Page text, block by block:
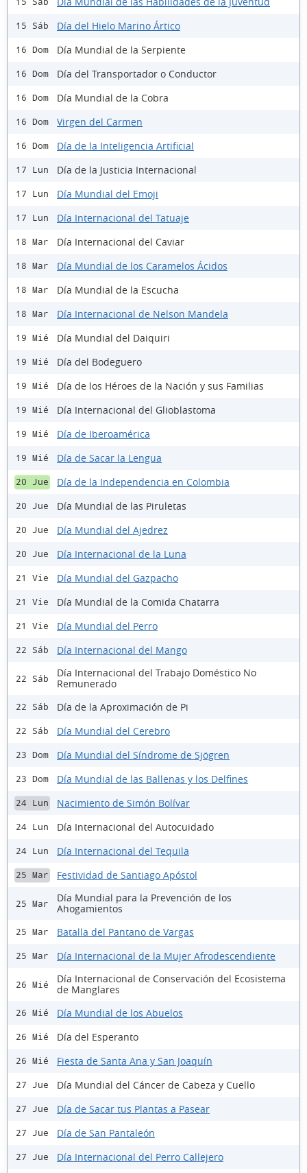
15 Sáb Día del Hielo Marino Ártico
16 Dom Día Mundial de la Serpiente
16 Dom Día del Transportador o Conductor
16 Dom Día Mundial de la Cobra
16 Dom Virgen del Carmen
16 Dom Día de la Inteligencia Artificial
17 Lun Día de la Justicia Internacional
17 Lun Día Mundial del Emoji
17 Lun Día Internacional del Tatuaje
18 Mar Día Internacional del Caviar
18 Mar Día Mundial de los Caramelos Ácidos
18 Mar Día Mundial de la Escucha
18 Mar Día Internacional de Nelson Mandela
19 Mié Día Mundial del Daiquiri
19 Mié Día del Bodeguero
19 Mié Día de los Héroes de la Nación y sus Familias
19 Mié Día Internacional del Glioblastoma
19 Mié Día de Iberoamérica
19 Mié Día de Sacar la Lengua
20 Jue Día de la Independencia en Colombia
20 Jue Día Mundial de las Piruletas
20 Jue Día Mundial del Ajedrez
20 Jue Día Internacional de la Luna
21 Vie Día Mundial del Gazpacho
21 Vie Día Mundial de la Comida Chatarra
21 Vie Día Mundial del Perro
22 Sáb Día Internacional del Mango
22 Sáb
Día Internacional del Trabajo Doméstico No
Remunerado
22 Sáb Día de la Aproximación de Pi
22 Sáb Día Mundial del Cerebro
23 Dom Día Mundial del Síndrome de Sjögren
23 Dom Día Mundial de las Ballenas y los Delfines
24 Lun Nacimiento de Simón Bolívar
24 Lun Día Internacional del Autocuidado
24 Lun Día Internacional del Tequila
25 Mar Festividad de Santiago Apóstol
25 Mar
Día Mundial para la Prevención de los
Ahogamientos
25 Mar Batalla del Pantano de Vargas
25 Mar Día Internacional de la Mujer Afrodescendiente
26 Mié
Día Internacional de Conservación del Ecosistema
de Manglares
26 Mié Día Mundial de los Abuelos
26 Mié Día del Esperanto
26 Mié Fiesta de Santa Ana y San Joaquín
27 Jue Día Mundial del Cáncer de Cabeza y Cuello
27 Jue Día de Sacar tus Plantas a Pasear
27 Jue Día de San Pantaleón
27 Jue Día Internacional del Perro Callejero